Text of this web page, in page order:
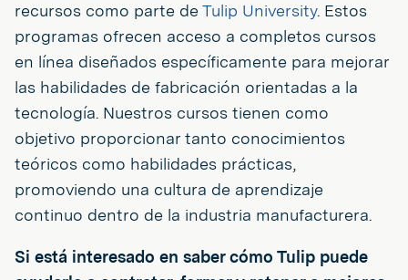
recursos como parte de Tulip University. Estos
programas ofrecen acceso a completos cursos
en línea diseñados específicamente para mejorar
las habilidades de fabricación orientadas a la
tecnología. Nuestros cursos tienen como
objetivo proporcionar tanto conocimientos
teóricos como habilidades prácticas,
promoviendo una cultura de aprendizaje
continuo dentro de la industria manufacturera.
Si está interesado en saber cómo Tulip puede